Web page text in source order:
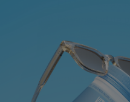
Confirma tu email